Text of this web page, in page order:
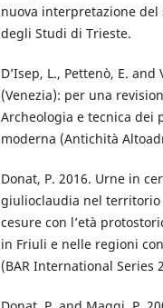
nuova interpretazione del
degli Studi di Trieste.
D’Isep, L., Pettenò, E.
(Venezia): per una
Archeologia e tecnica dei
moderna (Antichità
Donat, P. 2016. Urne in
giulioclaudia nel territorio
cesure con l’età
in Friuli e nelle regioni
(BAR International Series